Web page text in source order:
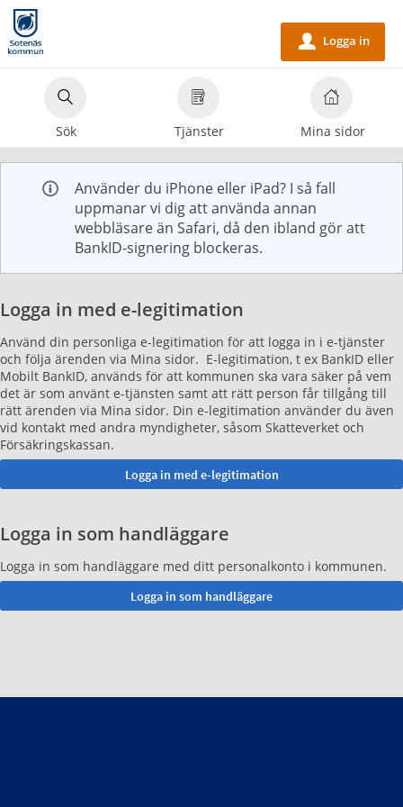
Välkommen
till
e-
tjänster
Sotenäs
kommun
Sök Tjänster Mina sidor
u Logga in
Använder du iPhone eller iPad? I så fall
uppmanar vi dig att använda annan
webbläsare än Safari, då den ibland gör att
BankID-signering blockeras.
Logga in med e-legitimation
Använd din personliga e-legitimation för att logga in i e-tjänster
och följa ärenden via Mina sidor. E-legitimation, t ex BankID eller
Mobilt BankID, används för att kommunen ska vara säker på vem
det är som använt e-tjänsten samt att rätt person får tillgång till
rätt ärenden via Mina sidor. Din e-legitimation använder du även
vid kontakt med andra myndigheter, såsom Skatteverket och
Försäkringskassan.
Logga in som handläggare
Logga in som handläggare med ditt personalkonto i kommunen.